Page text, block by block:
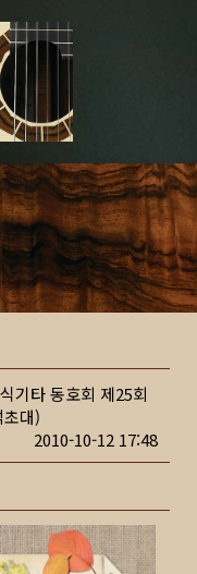
기타 동호회 제25회
대)
2010-10-12 17:48